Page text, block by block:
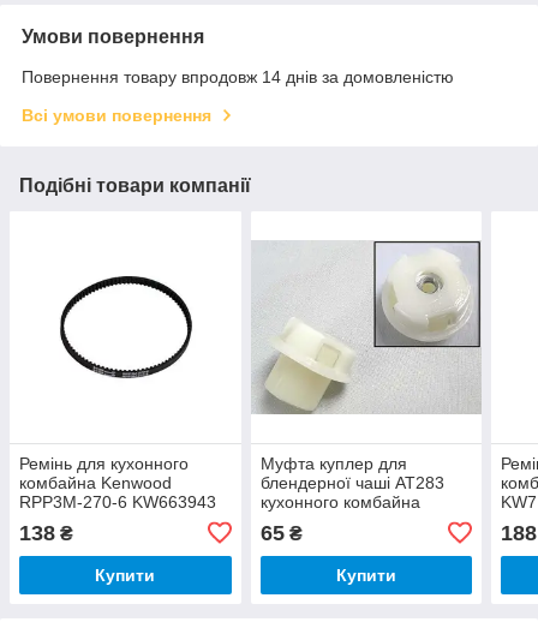
Умови повернення
Повернення товару впродовж 14 днів за домовленістю
Всі умови повернення
Подібні товари компанії
Ремінь для кухонного
комбайна Kenwood
RPP3M-270-6 KW663943
138 ₴
Купити
Муфта куплер для
блендерної чаші AT283
кухонного комбайна
65₴
Купити
188